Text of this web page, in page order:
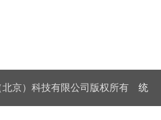
北京）科技有限公司版权所有 统